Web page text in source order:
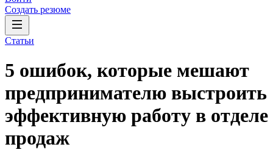
Создать резюме
Статьи
5 ошибок, которые мешают
предпринимателю выстроить
эффективную работу в отделе
продаж